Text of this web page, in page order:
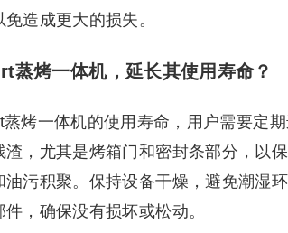
造成更大的损失。
蒸烤一体机，延长其使用寿命？
烤一体机的使用寿命，用户需要定
，尤其是烤箱门和密封条部分，以
污积聚。保持设备干燥，避免潮湿
，确保没有损坏或松动。